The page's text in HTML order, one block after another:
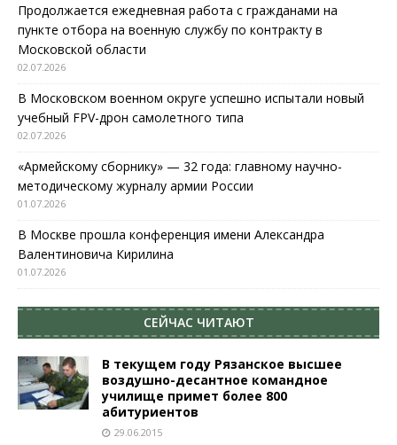
Продолжается ежедневная работа с гражданами на
пункте отбора на военную службу по контракту в
Московской области
02.07.2026
В Московском военном округе успешно испытали новый
учебный FPV-дрон самолетного типа
02.07.2026
«Армейскому сборнику» — 32 года: главному научно-
методическому журналу армии России
01.07.2026
В Москве прошла конференция имени Александра
Валентиновича Кирилина
01.07.2026
СЕЙЧАС ЧИТАЮТ
В текущем году Рязанское высшее
воздушно-десантное командное
училище примет более 800
абитуриентов
29.06.2015